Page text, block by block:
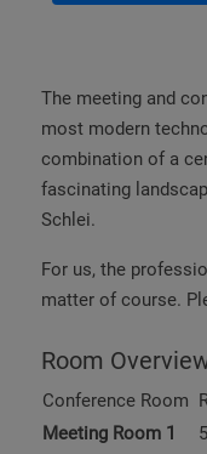
The meeting and
most modern
combination of a
fascinating
Schlei.
For us, the
matter of course.
Room
Conference Room
Meeting Room 1